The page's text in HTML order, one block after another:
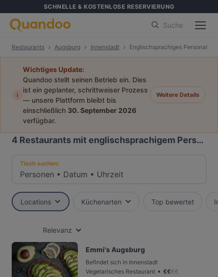
SCHNELLE & KOSTENLOSE RESERVIERUNG
Suche
Restaurants Augsburg Innenstadt Englischsprachiges Personal
i
Wichtiges Update:
Quandoo stellt seinen Betrieb ein. Dies
ist ein geplanter, schrittweiser Prozess
— unsere Plattform bleibt bis
einschließlich 30. September 2026
verfügbar.
Weitere Details
4 Restaurants mit englischsprachigem Personal in Innenstadt, Augsburg
Tisch suchen:
Personen • Datum • Uhrzeit
Locations Küchenarten Top bewertet
Relevanz
Emmi's Augsburg
Befindet sich in Innenstadt
Vegetarisches Restaurant • €€€€